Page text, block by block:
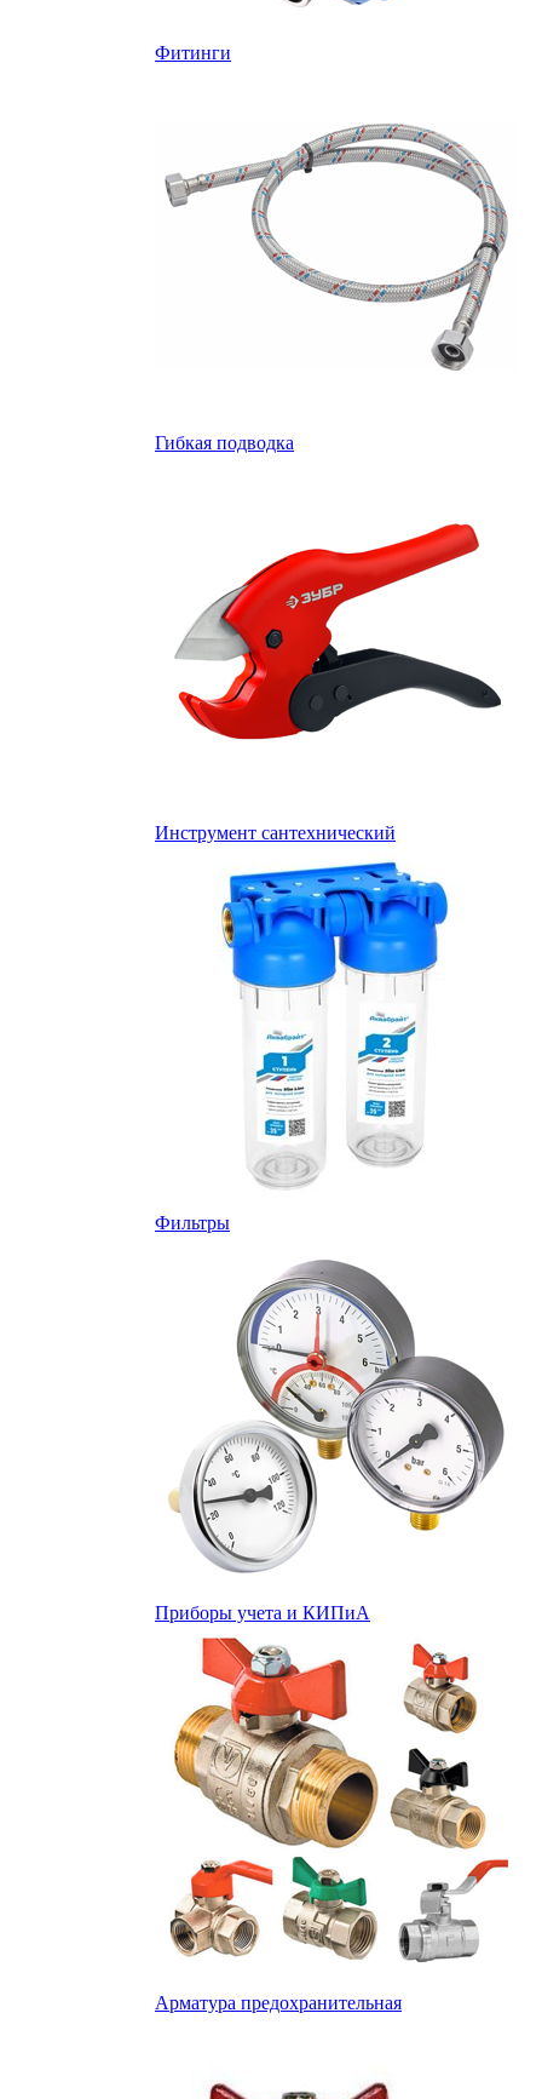
Фитинги
Гибкая подводка
Инструмент сантехнический
Фильтры
Приборы учета и КИПиА
Арматура предохранительная